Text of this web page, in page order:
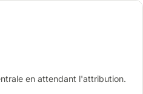
en attendant l'attribution.